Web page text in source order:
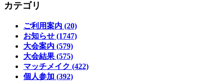
カテゴリ
ご利用案内 (20)
お知らせ (1747)
大会案内 (579)
大会結果 (575)
マッチメイク (422)
個人参加 (392)